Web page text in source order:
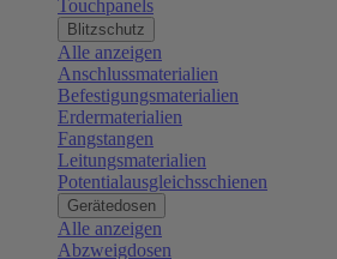
Touchpanels
Blitzschutz
Alle anzeigen
Anschlussmaterialien
Befestigungsmaterialien
Erdermaterialien
Fangstangen
Leitungsmaterialien
Potentialausgleichsschienen
Gerätedosen
Alle anzeigen
Abzweigdosen